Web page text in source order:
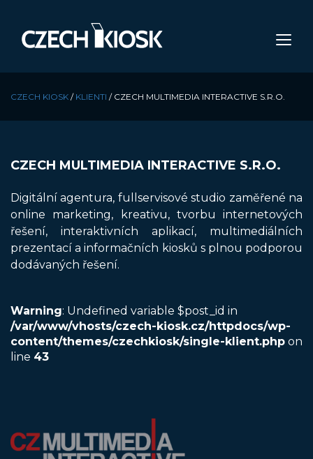
CZECH KIOSK / KLIENTI / CZECH MULTIMEDIA INTERACTIVE S.R.O.
CZECH MULTIMEDIA INTERACTIVE S.R.O.
Digitální agentura, fullservisové studio zaměřené na
online marketing, kreativu, tvorbu internetových
řešení, interaktivních aplikací, multimediálních
prezentací a informačních kiosků s plnou podporou
dodávaných řešení.
Warning: Undefined variable $post_id in
/var/www/vhosts/czech-kiosk.cz/httpdocs/wp-
content/themes/czechkiosk/single-klient.php on
line 43